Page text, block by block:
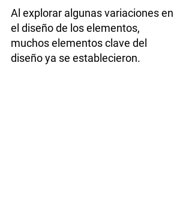
Al explorar algunas variaciones en
el diseño de los elementos,
muchos elementos clave del
diseño ya se establecieron.